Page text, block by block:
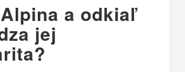
a odkiaľ
jej